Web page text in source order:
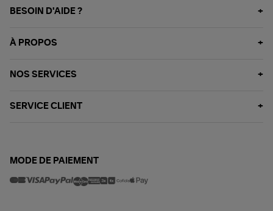
BESOIN D'AIDE ?
À PROPOS
NOS SERVICES
SERVICE CLIENT
MODE DE PAIEMENT